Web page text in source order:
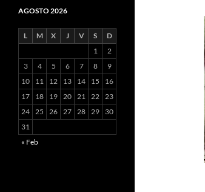
AGOSTO 2026
L M X J V S
D
1
2
3
4 5 6 7 8
9
10
11 12 13 14 15
16
17
18 19 20 21 22 23
24 25 26 27 28 29
30
31
« Feb